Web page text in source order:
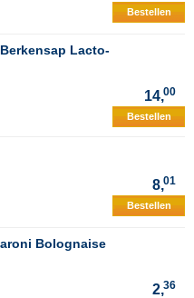
Bestellen
Lacto-
14,00
Bestellen
8,01
Bestellen
Bolognaise
2,36